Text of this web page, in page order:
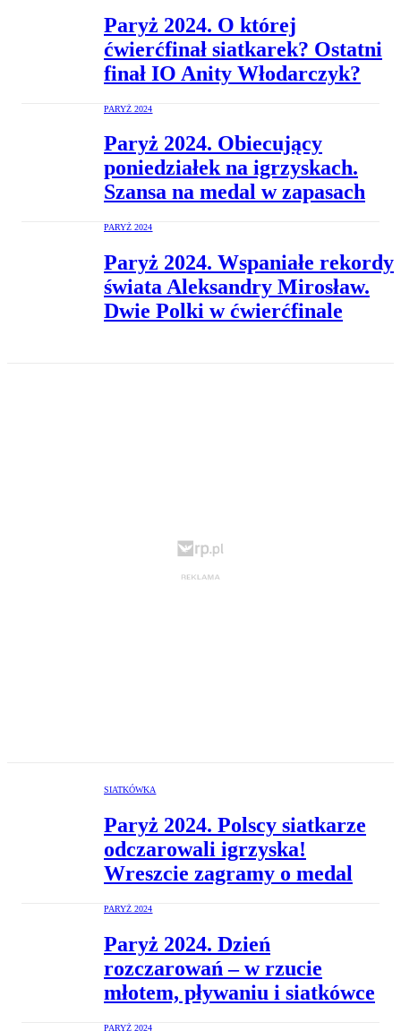
Paryż 2024. O której
ćwierćfinał siatkarek? Ostatni
finał IO Anity Włodarczyk?
PARYŻ 2024
Paryż 2024. Obiecujący
poniedziałek na igrzyskach.
Szansa na medal w zapasach
PARYŻ 2024
Paryż 2024. Wspaniałe rekordy
świata Aleksandry Mirosław.
Dwie Polki w ćwierćfinale
SIATKÓWKA
Paryż 2024. Polscy siatkarze
odczarowali igrzyska!
Wreszcie zagramy o medal
PARYŻ 2024
Paryż 2024. Dzień
rozczarowań – w rzucie
młotem, pływaniu i siatkówce
PARYŻ 2024